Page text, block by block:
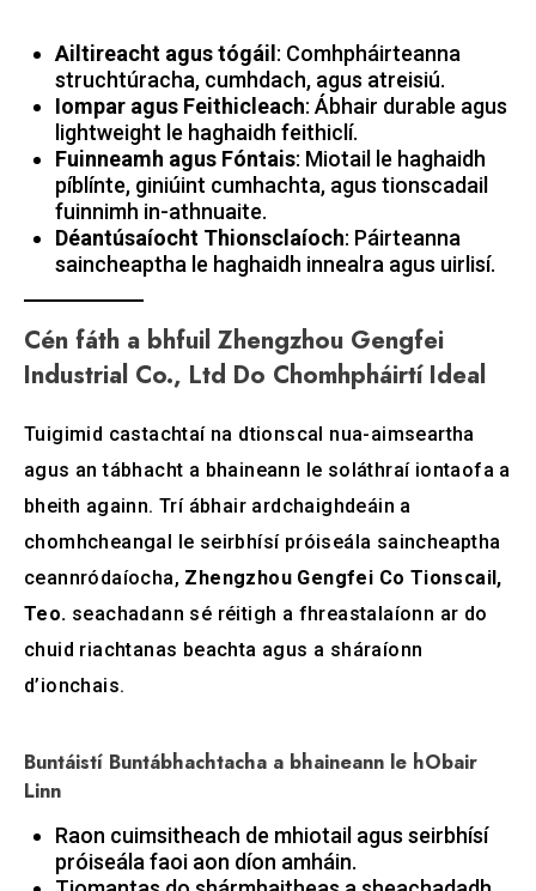
Ailtireacht agus tógáil : Comhpháirteanna
struchtúracha, cumhdach, agus atreisiú.
Iompar agus Feithicleach: Ábhair durable agus
lightweight le haghaidh feithiclí.
Fuinneamh agus Fóntais: Miotail le haghaidh
píblínte, giniúint cumhachta, agus tionscadail
fuinnimh in-athnuaite.
Déantúsaíocht Thionsclaíoch: Páirteanna
saincheaptha le haghaidh innealra agus uirlisí.
Cén fáth a bhfuil Zhengzhou Gengfei
Industrial Co., Ltd Do Chomhpháirtí Ideal
Tuigimid castachtaí na dtionscal nua-aimseartha
agus an tábhacht a bhaineann le soláthraí iontaofa a
bheith againn. Trí ábhair ardchaighdeáin a
chomhcheangal le seirbhísí próiseála saincheaptha
ceannródaíocha, Zhengzhou Gengfei Co Tionscail,
Teo. seachadann sé réitigh a fhreastalaíonn ar do
chuid riachtanas beachta agus a sháraíonn
d’ionchais.
Buntáistí Buntábhachtacha a bhaineann le hObair
Linn
Raon cuimsitheach de mhiotail agus seirbhísí
próiseála faoi aon díon amháin.